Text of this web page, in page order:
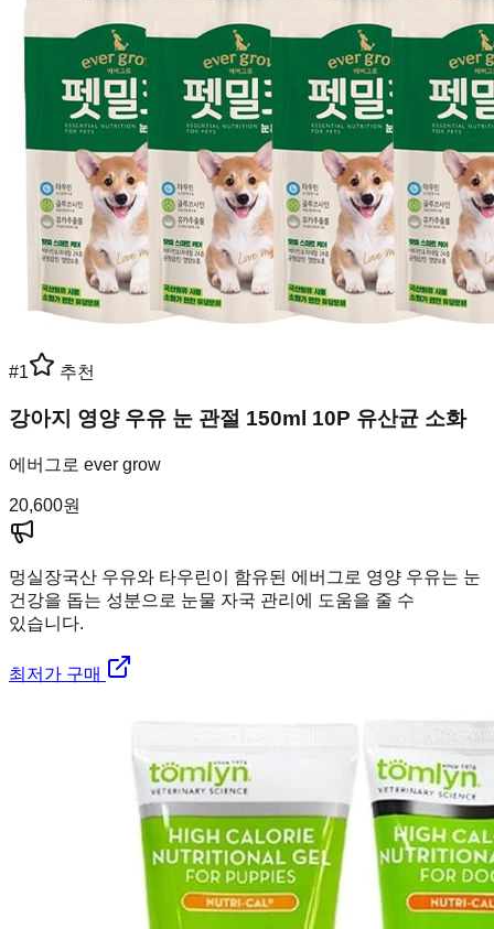
#1 추천
강아지 영양 우유 눈 관절 150ml 10P 유산균 소화
에버그로 ever grow
20,600원
멍실장국산 우유와 타우린이 함유된 에버그로 영양 우유는 눈
건강을 돕는 성분으로 눈물 자국 관리에 도움을 줄 수
있습니다.
최저가 구매